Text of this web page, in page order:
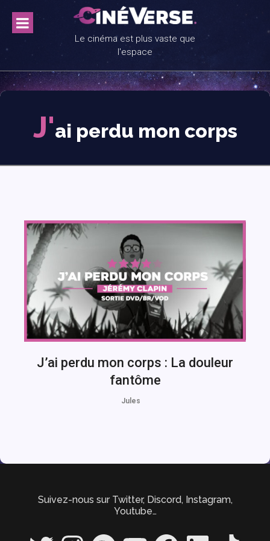
content
Le cinéma est plus vaste que
l'espace
J'ai perdu mon corps
J’ai perdu mon corps : La douleur
fantôme
Jules
Suivez-nous sur Twitter, Discord, Instagram,
Youtube…
Twitter InstagramSpotify YouTube FacebookLinkedIn TikTok